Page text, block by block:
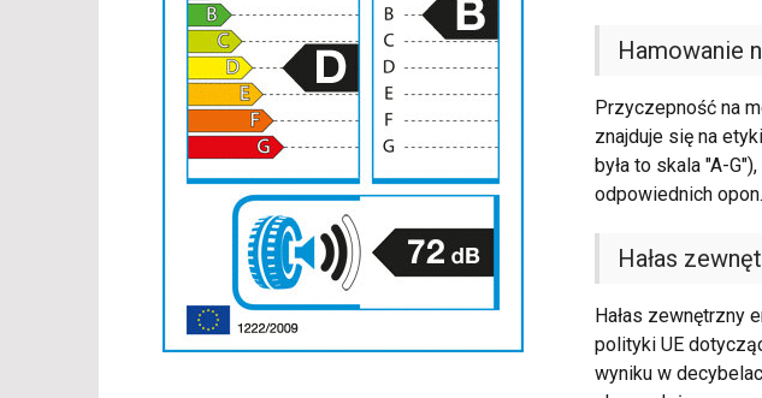
Hamowanie
Przyczepność na
znajduje się na
była to skala "A-
odpowiednich opon.
Hałas
Hałas zewnętrzny
polityki UE
wyniku w